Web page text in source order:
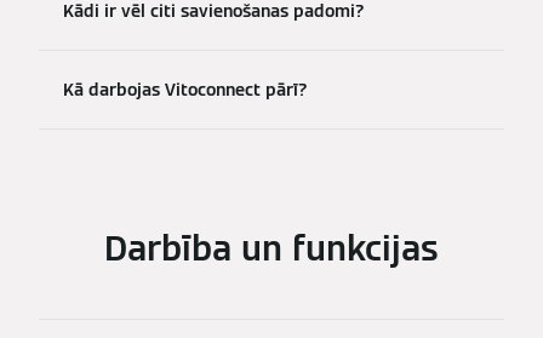
Kādi ir vēl citi savienošanas padomi?
Kā darbojas Vitoconnect pārī?
Darbība un funkcijas